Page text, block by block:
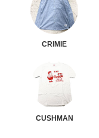
CRIMIE
CUSHMAN